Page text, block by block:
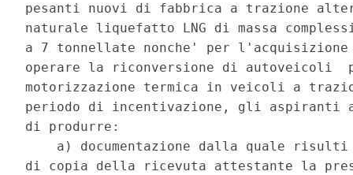
pesanti nuovi di fabbrica a trazione
naturale liquefatto LNG di massa
a 7 tonnellate nonche' per
operare la riconversione di
motorizzazione termica in veicoli a
periodo di incentivazione, gli aspiranti
di produrre:
a) documentazione dalla quale
di copia della ricevuta attestante la